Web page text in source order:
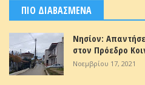
ΠΙΟ ΔΙΑΒΑΣΜΕΝΑ
Νησίον:
στον Πρόεδρο
Νοεμβρίου 17, 2021